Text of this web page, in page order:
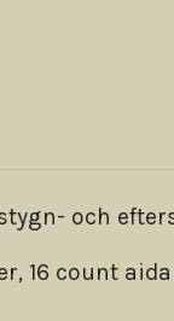
och
16 count